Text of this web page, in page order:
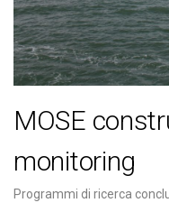
MOSE
monitoring
Programmi di ricerca